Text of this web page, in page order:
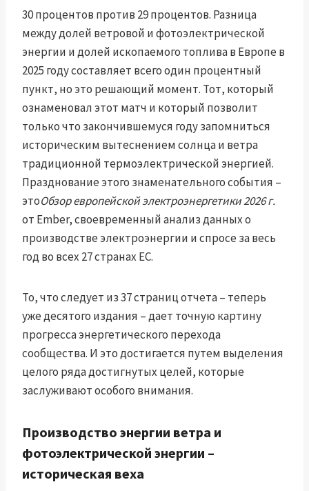
30 процентов против 29 процентов. Разница
между долей ветровой и фотоэлектрической
энергии и долей ископаемого топлива в Европе в
2025 году составляет всего один процентный
пункт, но это решающий момент. Тот, который
ознаменовал этот матч и который позволит
только что закончившемуся году запомниться
историческим вытеснением солнца и ветра
традиционной термоэлектрической энергией.
Празднование этого знаменательного события –
этоОбзор европейской электроэнергетики 2026 г.
от Ember, своевременный анализ данных о
производстве электроэнергии и спросе за весь
год во всех 27 странах ЕС.
То, что следует из 37 страниц отчета – теперь
уже десятого издания – дает точную картину
прогресса энергетического перехода
сообщества. И это достигается путем выделения
целого ряда достигнутых целей, которые
заслуживают особого внимания.
Производство энергии ветра и
фотоэлектрической энергии –
историческая веха